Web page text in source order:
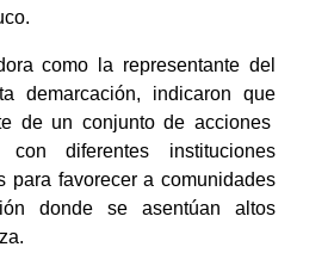
como la representante del
demarcación, indicaron que
de un conjunto de acciones
diferentes instituciones
para favorecer a comunidades
donde se asentúan altos